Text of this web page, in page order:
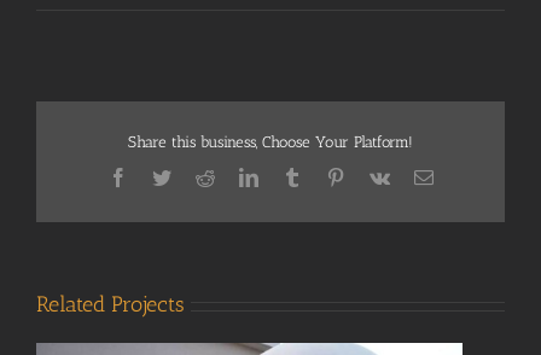
Share this business, Choose Your Platform!
Facebook
TwitterRedditLinkedInTumblr Pinterest
Vk Email
Related Projects